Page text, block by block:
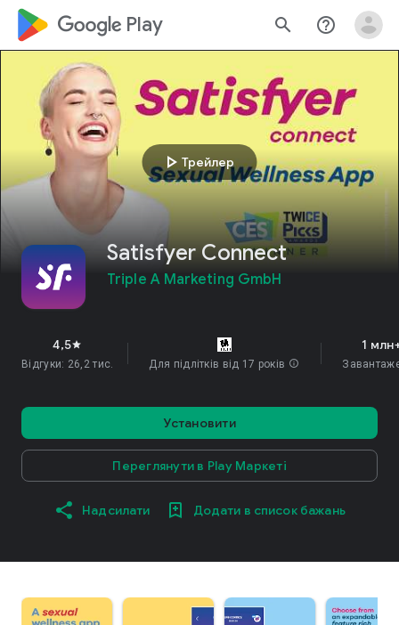
google_logo Play search help_outline
play_arrow Трейлер
Satisfyer Connect
Triple A Marketing GmbH
4,5star
Відгуки: 26,2 тис. Для підлітків від 17 років info
1
Установити
Переглянути в Play Маркеті
Надсилати Додати в список бажань